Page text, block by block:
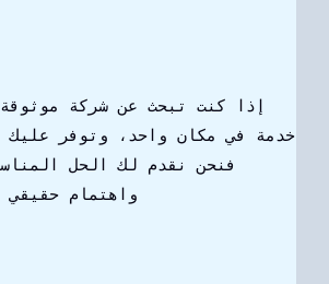
إذا كنت تبحث عن شركة
خدمة في مكان واحد، وتوفر عليك
فنحن نقدم لك الحل
واهتمام حقيقي